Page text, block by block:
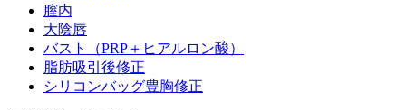
膣内
大陰唇
バスト（PRP＋ヒアルロン酸）
脂肪吸引後修正
シリコンバッグ豊胸修正